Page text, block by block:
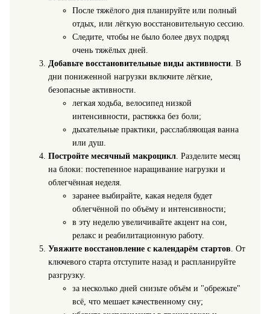
После тяжёлого дня планируйте или полный
отдых, или лёгкую восстановительную сессию.
Следите, чтобы не было более двух подряд
очень тяжёлых дней.
Добавьте восстановительные виды активности. В
дни пониженной нагрузки включите лёгкие,
безопасные активности.
легкая ходьба, велосипед низкой
интенсивности, растяжка без боли;
дыхательные практики, расслабляющая ванна
или душ.
Постройте месячный макроцикл. Разделите месяц
на блоки: постепенное наращивание нагрузки и
облегчённая неделя.
заранее выбирайте, какая неделя будет
облегчённой по объёму и интенсивности;
в эту неделю увеличивайте акцент на сон,
релакс и реабилитационную работу.
Увяжите восстановление с календарём стартов. От
ключевого старта отступите назад и распланируйте
разгрузку.
за несколько дней снизьте объём и "обрежьте"
всё, что мешает качественному сну;